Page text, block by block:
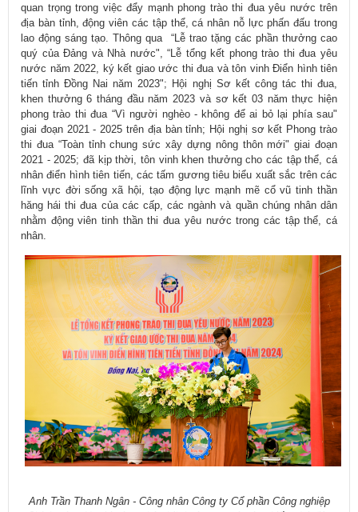
quan trọng trong việc đẩy mạnh phong trào thi đua yêu nước trên
địa bàn tỉnh, động viên các tập thể, cá nhân nỗ lực phấn đấu trong
lao động sáng tạo. Thông qua “Lễ trao tặng các phần thưởng cao
quý của Đảng và Nhà nước", “Lễ tổng kết phong trào thi đua yêu
nước năm 2022, ký kết giao ước thi đua và tôn vinh Điển hình tiên
tiến tỉnh Đồng Nai năm 2023"; Hội nghị Sơ kết công tác thi đua,
khen thưởng 6 tháng đầu năm 2023 và sơ kết 03 năm thực hiện
phong trào thi đua “Vì người nghèo - không để ai bỏ lại phía sau"
giai đoạn 2021 - 2025 trên địa bàn tỉnh; Hội nghị sơ kết Phong trào
thi đua “Toàn tỉnh chung sức xây dựng nông thôn mới" giai đoạn
2021 - 2025; đã kịp thời, tôn vinh khen thưởng cho các tập thể, cá
nhân điển hình tiên tiến, các tấm gương tiêu biểu xuất sắc trên các
lĩnh vực đời sống xã hội, tạo động lực mạnh mẽ cổ vũ tinh thần
hăng hái thi đua của các cấp, các ngành và quần chúng nhân dân
nhằm động viên tinh thần thi đua yêu nước trong các tập thể, cá
nhân.
Anh Trần Thanh Ngân - Công nhân Công ty Cổ phần Công nghiệp